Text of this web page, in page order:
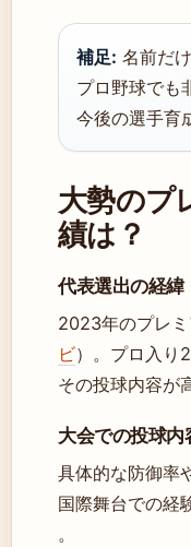
補足: 名前だ
プロ野球でも
今後の選手育
大勢のプ
績は？
代表選出の経緯
2023年のプレ
ビ）。プロ入り
その投球内容が
大会での投球内
具体的な防御率
国際舞台での経
。